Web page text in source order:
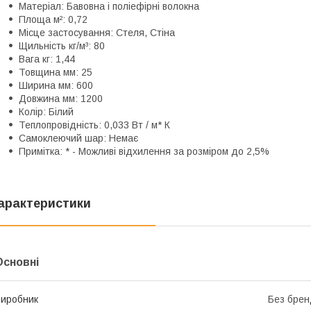
Матеріал: Бавовна і поліефірні волокна
Площа м²: 0,72
Місце застосування: Стеля, Стіна
Щильність кг/м³: 80
Вага кг: 1,44
Товщина мм: 25
Ширина мм: 600
Довжина мм: 1200
Колір: Білий
Теплопровідність: 0,033 Вт / м* К
Самоклеючий шар: Немає
Примітка: * - Можливі відхилення за розміром до 2,5%
Без